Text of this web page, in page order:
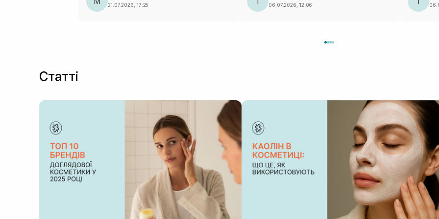
21.07.2026, 17:25 06.07.2026, 12:06
Статті